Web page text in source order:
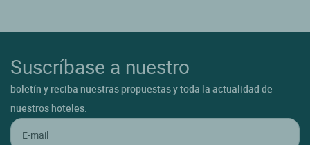
Suscríbase a nuestro
boletín y reciba nuestras propuestas y toda la actualidad de
nuestros hoteles.